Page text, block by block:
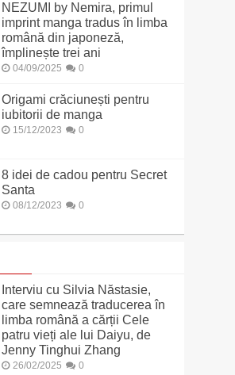
NEZUMI by Nemira, primul
imprint manga tradus în limba
română din japoneză,
împlinește trei ani
04/09/2025 0
Origami crăciunești pentru
iubitorii de manga
15/12/2023 0
8 idei de cadou pentru Secret
Santa
08/12/2023 0
Interviu cu Silvia Năstasie,
care semnează traducerea în
limba română a cărții Cele
patru vieți ale lui Daiyu, de
Jenny Tinghui Zhang
26/02/2025 0